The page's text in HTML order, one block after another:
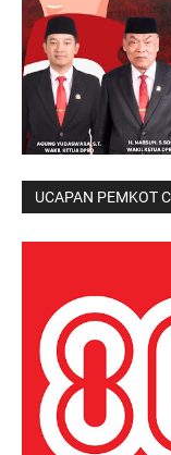
UCAPAN PEMKOT